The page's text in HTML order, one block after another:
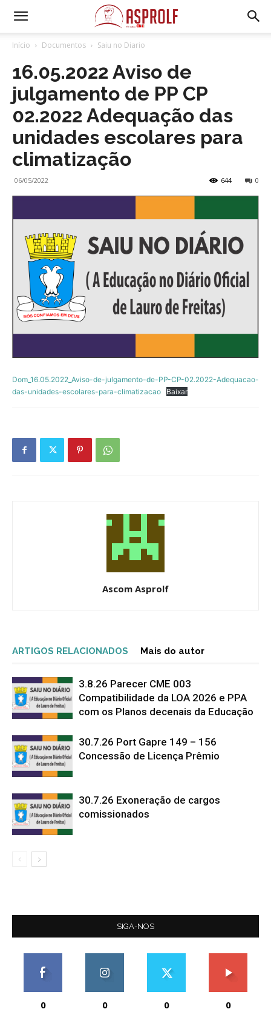
Início Documentos Saiu no Diario
16.05.2022 Aviso de
julgamento de PP CP
02.2022 Adequação das
unidades escolares para
climatização
06/05/2022 0
644
Dom_16.05.2022_Aviso-de-julgamento-de-PP-CP-02.2022-Adequacao-
das-unidades-escolares-para-climatizacao
Baixar
Ascom Asprolf
ARTIGOS RELACIONADOS Mais do autor
3.8.26 Parecer CME 003
Compatibilidade da LOA 2026 e PPA
com os Planos decenais da Educação
30.7.26 Port Gapre 149 – 156
Concessão de Licença Prêmio
30.7.26 Exoneração de cargos
comissionados
SIGA-NOS
0 0 0 0